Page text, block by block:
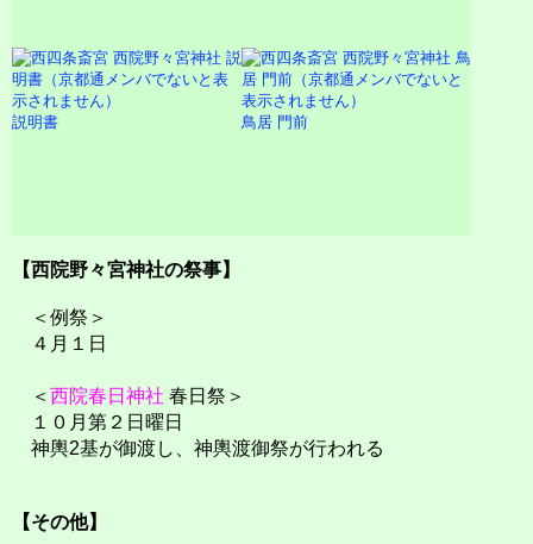
説明書 鳥居 門前
【西院野々宮神社の祭事】
＜例祭＞
４月１日
＜ 西院春日神社 春日祭＞
１０月第２日曜日
神輿2基が御渡し、神輿渡御祭が行われる
【その他】